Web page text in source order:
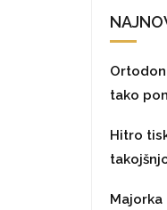
tako
Hitro
Majorka